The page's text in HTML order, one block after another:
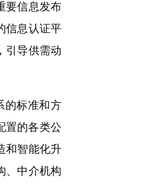
要信息发布
信息认证平
引导供需动
的标准和方
置的各类公
和智能化升
、中介机构